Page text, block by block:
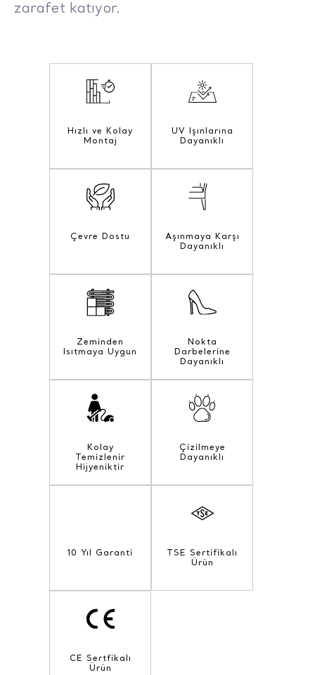
zarafet katıyor.
Hızlı ve Kolay
Montaj
UV Işınlarına
Dayanıklı
Çevre Dostu
Aşınmaya Karşı
Dayanıklı
Zeminden
Isıtmaya Uygun
Nokta
Darbelerine
Dayanıklı
Kolay
Temizlenir
Hijyeniktir
Çizilmeye
Dayanıklı
10 Yıl Garanti
TSE Sertifikalı
Ürün
CE Sertfikalı
Ürün